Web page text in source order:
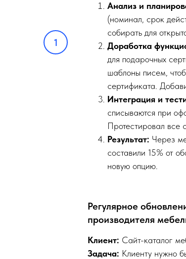
Анализ и
(номинал, срок
собирать для
Доработка
для подарочных
шаблоны писем,
сертификата.
Интеграция и
списываются при
Протестировал все
Результат: Через
составили 15% от
новую опцию.
Регулярное
производителя
Клиент: Сайт-каталог
Задача: Клиенту нужно